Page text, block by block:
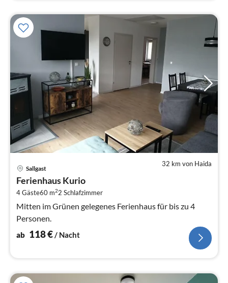
32 km von Haida
Sallgast
Ferienhaus Kurio
4 Gäste60 m22 Schlafzimmer
Mitten im Grünen gelegenes Ferienhaus für bis zu 4
Personen.
ab 118€/ Nacht